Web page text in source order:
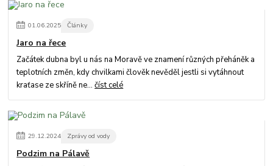
01.06.2025 Články
Jaro na řece
Začátek dubna byl u nás na Moravě ve znamení různých přeháněk a
teplotních změn, kdy chvilkami člověk nevěděl jestli si vytáhnout
kraťase ze skříně ne...číst celé
29.12.2024 Zprávy od vody
Podzim na Pálavě